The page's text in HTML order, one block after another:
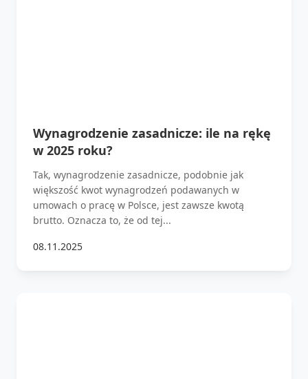
Wynagrodzenie zasadnicze: ile na rękę
w 2025 roku?
Tak, wynagrodzenie zasadnicze, podobnie jak
większość kwot wynagrodzeń podawanych w
umowach o pracę w Polsce, jest zawsze kwotą
brutto. Oznacza to, że od tej...
08.11.2025